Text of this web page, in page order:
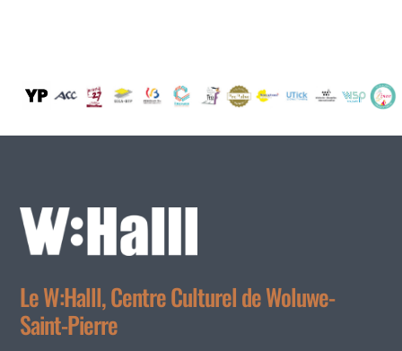
Le W:Halll, Centre Culturel de Woluwe-
Saint-Pierre